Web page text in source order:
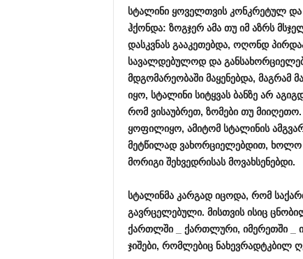
სტალინი ყოველთვის კონკრეტულ
ჰქონდა: ზოგჯერ ამა თუ იმ აზრს
დასკვნას გააკეთებდა, ოღონდ
სავალდებულოდ და
მდგომარეობაში მაყენებდა, მაგრამ
იყო, სტალინი სიტყვას ბანზე არ
რომ ვისაუბრეთ, ზომები თუ მიიღეთო.
ყოფილიყო, ამიტომ სტალინის
მეტწილად ვახორციელებდით, ხოლო
მორიგი შეხვედრისას მოვახსენებდი.
სტალინმა კარგად იცოდა, რომ
გავრცელებული. მისთვის ისიც
ქართლში _ ქართლური, იმერეთში _
ჯიშები, რომლებიც ნახევრადტკბილ